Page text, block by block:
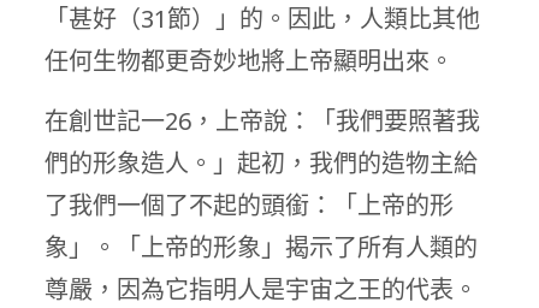
「甚好（31節）」的。因此，人類比其他
任何生物都更奇妙地將上帝顯明出來。
在創世記一26，上帝說：「我們要照著我
們的形象造人。」起初，我們的造物主給
了我們一個了不起的頭銜：「上帝的形
象」。「上帝的形象」揭示了所有人類的
尊嚴，因為它指明人是宇宙之王的代表。